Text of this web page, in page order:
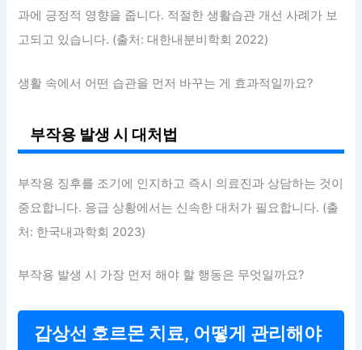
과에 긍정적 영향을 줍니다. 적절한 생활습관 개선 사례가 보
고되고 있습니다. (출처: 대한내분비학회 2022)
생활 속에서 어떤 습관을 먼저 바꾸는 게 효과적일까요?
부작용 발생 시 대처법
부작용 징후를 조기에 인지하고 즉시 의료진과 상담하는 것이
중요합니다. 응급 상황에서는 신속한 대처가 필요합니다. (출
처: 한국내과학회 2023)
부작용 발생 시 가장 먼저 해야 할 행동은 무엇일까요?
갑상선 호르몬 치료, 어떻게 관리해야